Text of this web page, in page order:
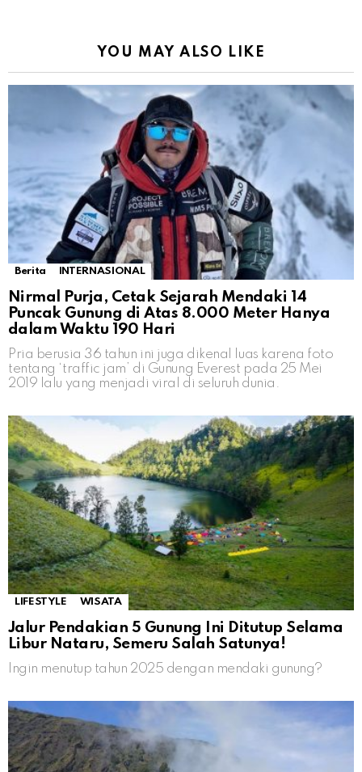
YOU MAY ALSO LIKE
Berita INTERNASIONAL
Nirmal Purja, Cetak Sejarah Mendaki 14
Puncak Gunung di Atas 8.000 Meter Hanya
dalam Waktu 190 Hari
Pria berusia 36 tahun ini juga dikenal luas karena foto
tentang ‘traffic jam’ di Gunung Everest pada 25 Mei
2019 lalu yang menjadi viral di seluruh dunia.
LIFESTYLE WISATA
Jalur Pendakian 5 Gunung Ini Ditutup Selama
Libur Nataru, Semeru Salah Satunya!
Ingin menutup tahun 2025 dengan mendaki gunung?